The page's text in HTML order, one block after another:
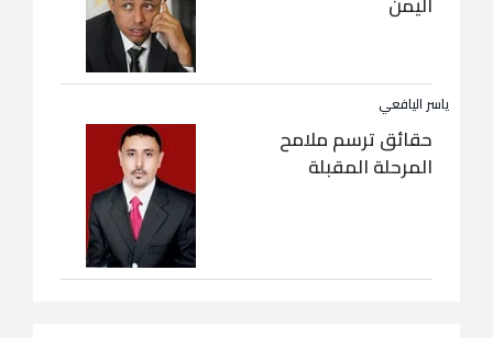
ياسر اليافعي
حقائق ترسم ملامح
المرحلة المقبلة